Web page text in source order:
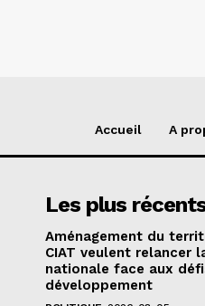
Accueil A
Les plus
Aménagement du
CIAT veulent relancer
nationale face aux
développement